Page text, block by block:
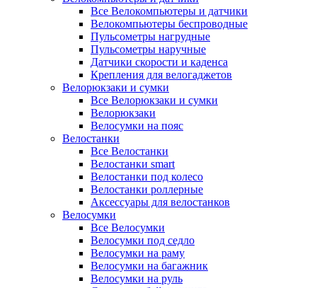
Все Велокомпьютеры и датчики
Велокомпьютеры беспроводные
Пульсометры нагрудные
Пульсометры наручные
Датчики скорости и каденса
Крепления для велогаджетов
Велорюкзаки и сумки
Все Велорюкзаки и сумки
Велорюкзаки
Велосумки на пояс
Велостанки
Все Велостанки
Велостанки smart
Велостанки под колесо
Велостанки роллерные
Аксессуары для велостанков
Велосумки
Все Велосумки
Велосумки под седло
Велосумки на раму
Велосумки на багажник
Велосумки на руль